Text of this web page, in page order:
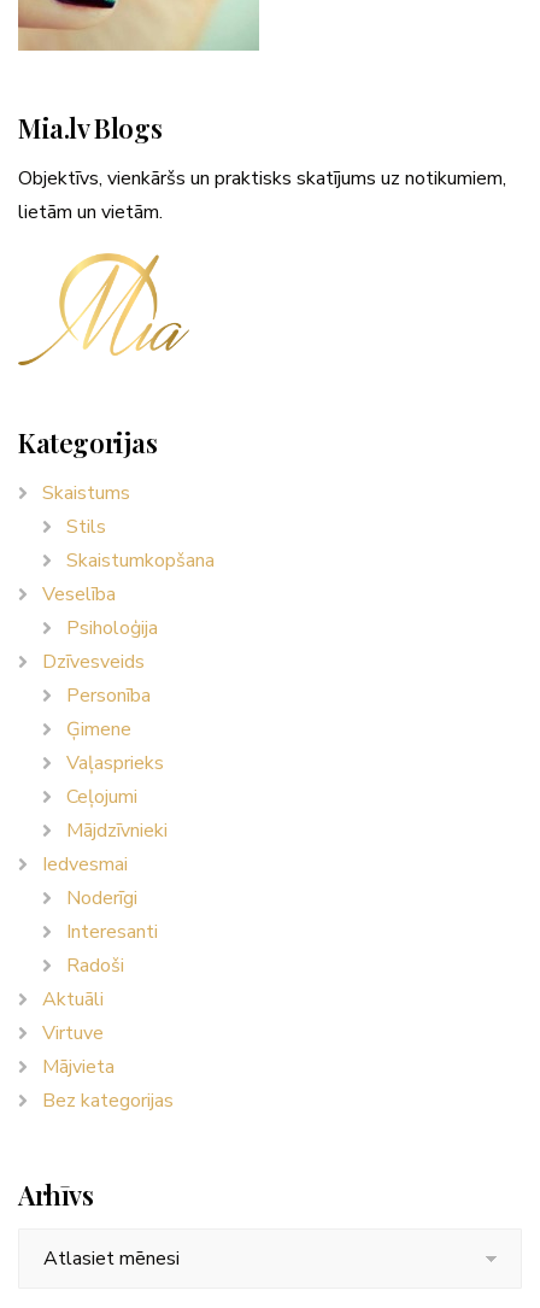
Mia.lv Blogs
Objektīvs, vienkāršs un praktisks skatījums uz notikumiem,
lietām un vietām.
Kategorijas
Skaistums
Stils
Skaistumkopšana
Veselība
Psiholoģija
Dzīvesveids
Personība
Ģimene
Vaļasprieks
Ceļojumi
Mājdzīvnieki
Iedvesmai
Noderīgi
Interesanti
Radoši
Aktuāli
Virtuve
Mājvieta
Bez kategorijas
Arhīvs